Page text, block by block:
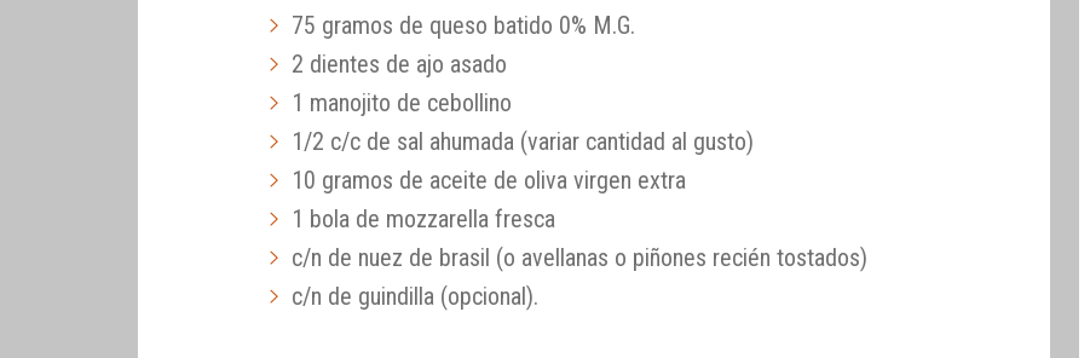
75 gramos de queso batido 0% M.G.
2 dientes de ajo asado
1 manojito de cebollino
1/2 c/c de sal ahumada (variar cantidad al gusto)
10 gramos de aceite de oliva virgen extra
1 bola de mozzarella fresca
c/n de nuez de brasil (o avellanas o piñones recién tostados)
c/n de guindilla (opcional).